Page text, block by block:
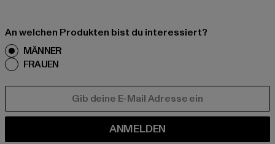
An welchen Produkten bist du interessiert?
MÄNNER
FRAUEN
ANMELDEN